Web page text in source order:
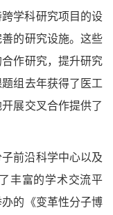
学科研究项目的设
的研究设施。这些
作研究，提升研究
组去年获得了医工
展交叉合作提供了
前沿科学中心以及
丰富的学术交流平
的《变革性分子博